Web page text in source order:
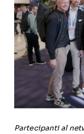
Partecipanti al